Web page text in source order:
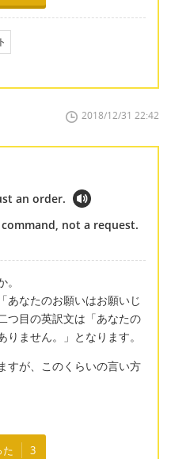
2018/12/31 22:42
an order.
not a request.
あなたのお願いはお願いじ
つ目の英訳文は「あなたの
ません。」となります。
すが、このくらいの言い方
た 3